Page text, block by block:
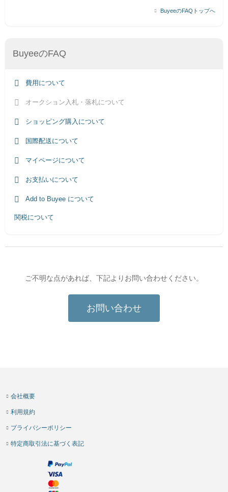
BuyeeのFAQ
費用について
オークション入札・落札について
ショッピング購入について
国際配送について
マイページについて
お支払いについて
Add to Buyee について
関税について
BuyeeのFAQトップへ
ご不明な点があれば、下記よりお問い合わせください。
お問い合わせ
会社概要
利用規約
プライバシーポリシー
特定商取引法に基づく表記